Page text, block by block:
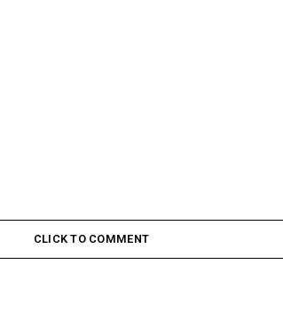
CLICK TO COMMENT